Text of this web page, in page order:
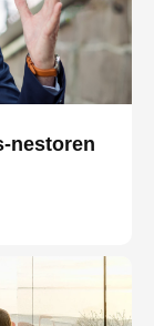
nestoren